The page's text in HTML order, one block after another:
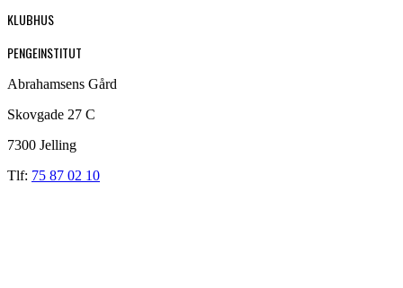
KLUBHUS
PENGEINSTITUT
Abrahamsens Gård
Skovgade 27 C
7300 Jelling
Tlf: 75 87 02 10